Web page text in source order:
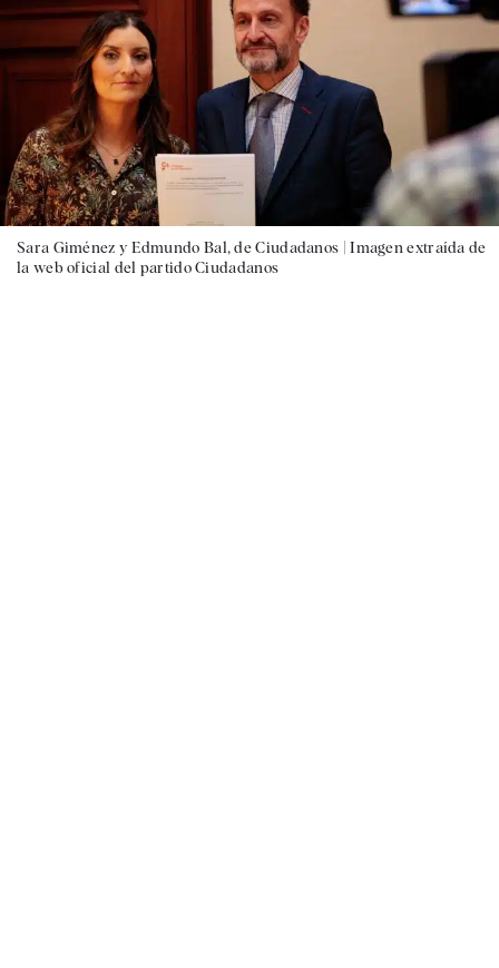
Sara Giménez y Edmundo Bal, de Ciudadanos |Imagen extraída de
la web oficial del partido Ciudadanos